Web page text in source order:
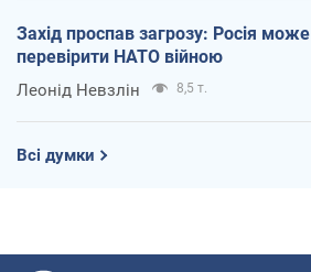
Захід проспав загрозу: Росія може
перевірити НАТО війною
Леонід Невзлін 8,5 т.
Всі думки